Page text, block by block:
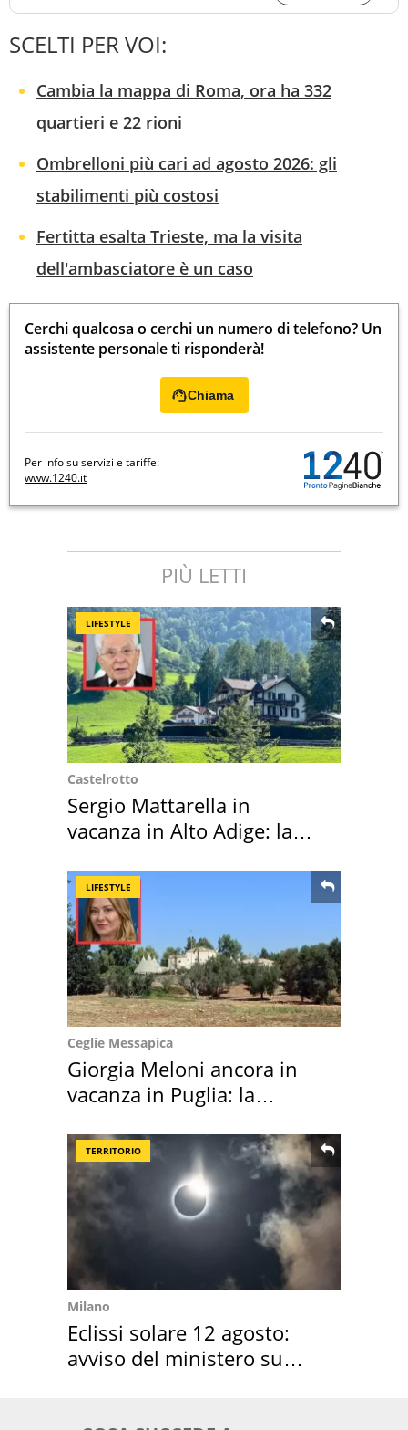
SCELTI PER VOI:
Cambia la mappa di Roma, ora ha 332
quartieri e 22 rioni
Ombrelloni più cari ad agosto 2026: gli
stabilimenti più costosi
Fertitta esalta Trieste, ma la visita
dell'ambasciatore è un caso
Cerchi qualcosa o cerchi un numero di telefono? Un
assistente personale ti risponderà!
Chiama
Per info su servizi e tariffe:
www.1240.it
PIÙ LETTI
LIFESTYLE
Castelrotto
Sergio Mattarella in
vacanza in Alto Adige: la
LIFESTYLE
Ceglie Messapica
Giorgia Meloni ancora in
vacanza in Puglia: la
TERRITORIO
Milano
Eclissi solare 12 agosto:
avviso del ministero su